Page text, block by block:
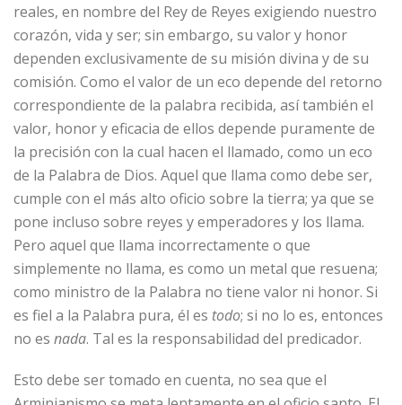
reales, en nombre del Rey de Reyes exigiendo nuestro
corazón, vida y ser; sin embargo, su valor y honor
dependen exclusivamente de su misión divina y de su
comisión. Como el valor de un eco depende del retorno
correspondiente de la palabra recibida, así también el
valor, honor y eficacia de ellos depende puramente de
la precisión con la cual hacen el llamado, como un eco
de la Palabra de Dios. Aquel que llama como debe ser,
cumple con el más alto oficio sobre la tierra; ya que se
pone incluso sobre reyes y emperadores y los llama.
Pero aquel que llama incorrectamente o que
simplemente no llama, es como un metal que resuena;
como ministro de la Palabra no tiene valor ni honor. Si
es fiel a la Palabra pura, él es todo; si no lo es, entonces
no es nada. Tal es la responsabilidad del predicador.
Esto debe ser tomado en cuenta, no sea que el